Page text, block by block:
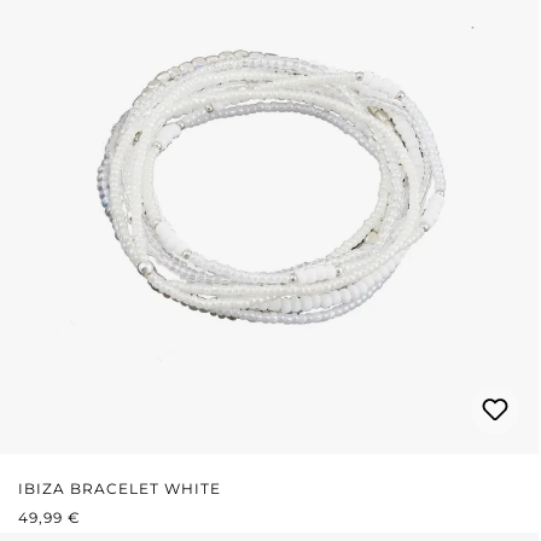
IBIZA BRACELET WHITE
REGULÄRER PREIS:
49,99 €